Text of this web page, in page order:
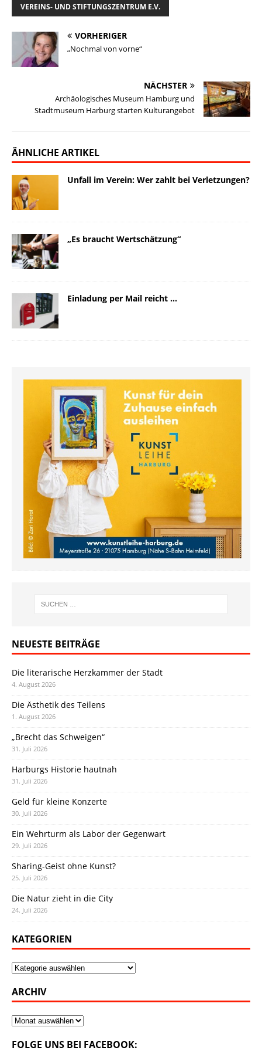
l
s
k
y
b
o
o
e
d
I
L
i
n
o
o
e
VEREINS- UND STIFTUNGSZENTRUM E.V.
VORHERIGER
„Nochmal von vorne“
NÄCHSTER
Archäologisches Museum Hamburg und
Stadtmuseum Harburg starten Kulturangebot
ÄHNLICHE ARTIKEL
Unfall im Verein: Wer zahlt bei Verletzungen?
„Es braucht Wertschätzung“
Einladung per Mail reicht …
NEUESTE BEITRÄGE
Die literarische Herzkammer der Stadt
4. August 2026
Die Ästhetik des Teilens
1. August 2026
„Brecht das Schweigen“
31. Juli 2026
Harburgs Historie hautnah
31. Juli 2026
Geld für kleine Konzerte
30. Juli 2026
Ein Wehrturm als Labor der Gegenwart
29. Juli 2026
Sharing-Geist ohne Kunst?
25. Juli 2026
Die Natur zieht in die City
24. Juli 2026
KATEGORIEN
Kategorien
ARCHIV
Archiv
FOLGE UNS BEI FACEBOOK: